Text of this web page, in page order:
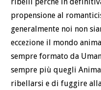
ribelli perché in
propensione al
generalmente noi non
eccezione il mondo
sempre formato da
sempre più quegli
ribellarsi e di fuggire